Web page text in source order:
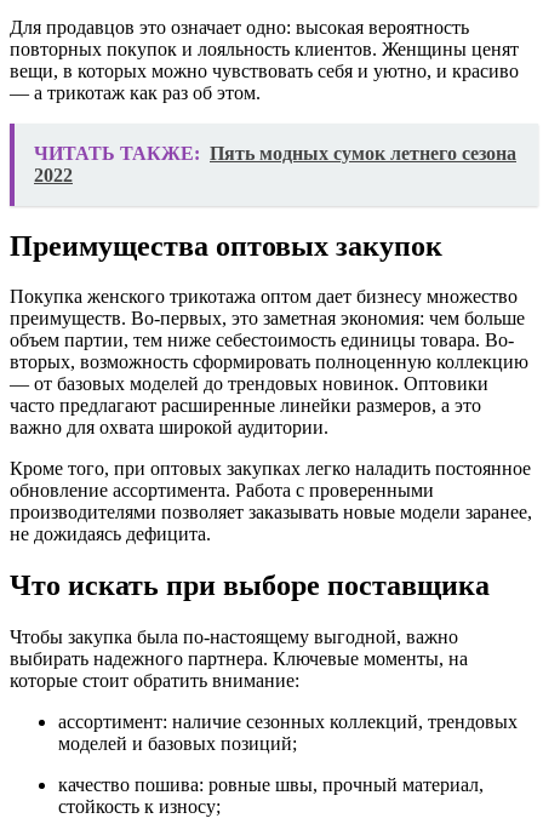
Для продавцов это означает одно: высокая вероятность
повторных покупок и лояльность клиентов. Женщины ценят
вещи, в которых можно чувствовать себя и уютно, и красиво
— а трикотаж как раз об этом.
ЧИТАТЬ ТАКЖЕ: Пять модных сумок летнего сезона
2022
Преимущества оптовых закупок
Покупка женского трикотажа оптом дает бизнесу множество
преимуществ. Во-первых, это заметная экономия: чем больше
объем партии, тем ниже себестоимость единицы товара. Во-
вторых, возможность сформировать полноценную коллекцию
— от базовых моделей до трендовых новинок. Оптовики
часто предлагают расширенные линейки размеров, а это
важно для охвата широкой аудитории.
Кроме того, при оптовых закупках легко наладить постоянное
обновление ассортимента. Работа с проверенными
производителями позволяет заказывать новые модели заранее,
не дожидаясь дефицита.
Что искать при выборе поставщика
Чтобы закупка была по-настоящему выгодной, важно
выбирать надежного партнера. Ключевые моменты, на
которые стоит обратить внимание:
ассортимент: наличие сезонных коллекций, трендовых
моделей и базовых позиций;
качество пошива: ровные швы, прочный материал,
стойкость к износу;